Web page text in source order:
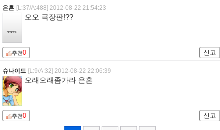
은혼 [L:37/A:488] 2012-08-22 21:54:23
오오 극장판!??
추천0 신고
슈나이드 [L:9/A:32] 2012-08-22 22:06:39
오래오래좀가라 은혼
추천0 신고